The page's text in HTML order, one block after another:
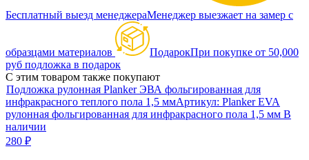
Бесплатный выезд менеджераМенеджер выезжает на замер с
образцами материалов ПодарокПри покупке от 50,000
руб подложка в подарок
С этим товаром также покупают
Подложка рулонная Planker ЭВА фольгированная для
инфракрасного теплого пола 1,5 ммАртикул: Planker EVA
рулонная фольгированная для инфракрасного пола 1,5 мм В
наличии
280 ₽